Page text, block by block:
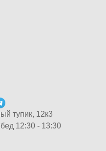
тупик, 12к3
12:30 - 13:30